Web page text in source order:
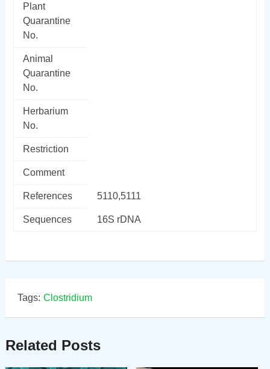
Plant
Quarantine
No.
Animal
Quarantine
No.
Herbarium
No.
Restriction
Comment
References 5110,5111
Sequences 16S rDNA
Tags: Clostridium
Related Posts